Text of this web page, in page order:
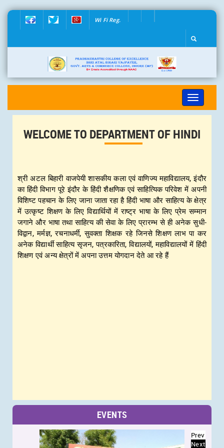
Wi Fi Reg.
Toggle
navigation
WELCOME TO DEPARTMENT OF HINDI
श्री अटल बिहारी वाजपेयी शासकीय कला एवं वाणिज्य महाविद्यालय, इंदौर
का हिंदी विभाग पूरे इंदौर के हिंदी शैक्षणिक एवं साहित्यिक परिवेश में अपनी
विशिष्ट पहचान के लिए जाना जाता रहा है हिंदी भाषा और साहित्य के क्षेत्र
में उत्कृष्ट शिक्षण के लिए विद्यार्थियों में राष्ट्र भाषा के लिए प्रेम सम्मान
जगाने और भाषा तथा साहित्य की सेवा के लिए प्रारम्भ से ही अनेक सुधी-
विद्वान, मर्मज्ञ, रचनाधर्मी, सुवक्ता शिक्षक रहे जिनसे शिक्षण लाभ पा कर
अनेक विद्यार्थी साहित्य सृजन, पत्रकारिता, विद्यालयों, महाविद्यालयों में हिंदी
शिक्षण एवं अन्य क्षेत्रों में अपना उत्तम योगदान देते आ रहे हैं
EVENTS
Prev
Next